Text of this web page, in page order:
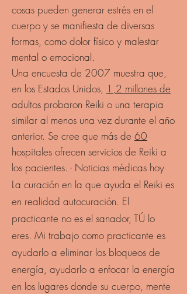
cosas pueden generar estrés en el
cuerpo y se manifiesta de diversas
formas, como dolor físico y malestar
mental o emocional.
Una encuesta de 2007 muestra que,
en los Estados Unidos, 1,2 millones de
adultos probaron Reiki o una terapia
similar al menos una vez durante el año
anterior. Se cree que más de 60
hospitales ofrecen servicios de Reiki a
los pacientes. - Noticias médicas hoy
La curación en la que ayuda el Reiki es
en realidad autocuración. El
practicante no es el sanador, TÚ lo
eres. Mi trabajo como practicante es
ayudarlo a eliminar los bloqueos de
energía, ayudarlo a enfocar la energía
en los lugares donde su cuerpo, mente